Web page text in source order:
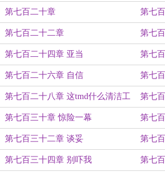
第七百二十章 第七
第七百二十二章 第七
第七百二十四章 亚当 第七
第七百二十六章 自信 第七
第七百二十八章 这tmd什么清洁工 第七
第七百三十章 惊险一幕 第七
第七百三十二章 谈妥 第七
第七百三十四章 别吓我 第七